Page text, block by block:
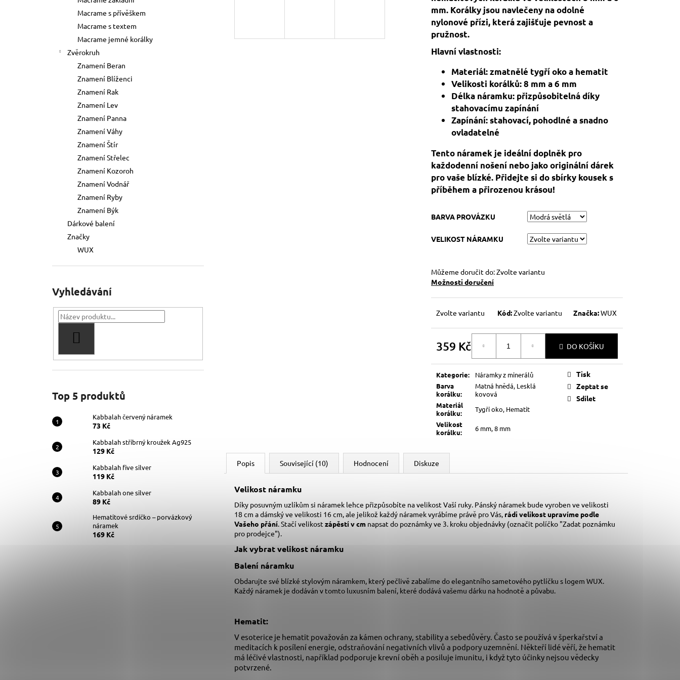
Macrame s přívěškem
Macrame s textem
Macrame jemné korálky
Zvěrokruh
Znamení Beran
Znamení Blíženci
Znamení Rak
Znamení Lev
Znamení Panna
Znamení Váhy
Znamení Štír
Znamení Střelec
Znamení Kozoroh
Znamení Vodnář
Znamení Ryby
Znamení Býk
Dárkové balení
Značky
WUX
Vyhledávání
Top 5 produktů
Kabbalah červený náramek
73 Kč
Kabbalah stříbrný kroužek Ag925
129 Kč
Kabbalah five silver
119 Kč
Kabbalah one silver
89 Kč
Hematitové srdíčko – porvázkový
náramek
169 Kč
mm. Korálky jsou navlečeny na odolné
nylonové přízi, která zajišťuje pevnost a
pružnost.
Hlavní vlastnosti:
Materiál: zmatnělé tygří oko a hematit
Velikosti korálků: 8 mm a 6 mm
Délka náramku: přizpůsobitelná díky
stahovacímu zapínání
Zapínání: stahovací, pohodlné a snadno
ovladatelné
Tento náramek je ideální doplněk pro
každodenní nošení nebo jako originální dárek
pro vaše blízké. Přidejte si do sbírky kousek s
příběhem a přirozenou krásou!
BARVA PROVÁZKU
VELIKOST NÁRAMKU
Můžeme doručit do:Zvolte variantu
Možnosti doručení
Zvolte variantu Kód:Zvolte variantu Značka:WUX
359 Kč
cena:
DO KOŠÍKU
Kategorie:
Náramky z minerálů
Barva
korálku:
Matná hnědá, Lesklá
kovová
Materiál
korálku:
Tygří oko, Hematit
Velikost
korálku: 6 mm, 8 mm
Tisk
Zeptat se
Sdílet
Popis Související (10) Hodnocení Diskuze
Velikost náramku
Díky posuvným uzlíkům si náramek lehce přizpůsobíte na velikost Vaší ruky. Pánský náramek bude vyroben ve velikosti
18 cm a dámský ve velikosti 16 cm,ale jelikož každý náramek vyrábíme právě pro Vás, rádi velikost upravíme podle
Vašeho přání. Stačí velikostzápěstí v cm napsat do poznámky ve 3. kroku objednávky (označit políčko "Zadat poznámku
pro prodejce").
Jak vybrat velikost náramku
Balení náramku
Obdarujte své blízké stylovým náramkem, který pečlivě zabalíme do elegantního sametového pytlíčku s logem WUX.
Každý náramek je dodáván v tomto luxusním balení, které dodává vašemu dárku na hodnotě a půvabu.
Hematit:
V esoterice je hematit považován za kámen ochrany, stability a sebedůvěry. Často se používá v šperkařství a
meditacích k posílení energie, odstraňování negativních vlivů a podpory uzemnění. Někteří lidé věří, že hematit
má léčivé vlastnosti, například podporuje krevní oběh a posiluje imunitu, i když tyto účinky nejsou vědecky
potvrzené.
Původně: 89 Kč 149 Kč